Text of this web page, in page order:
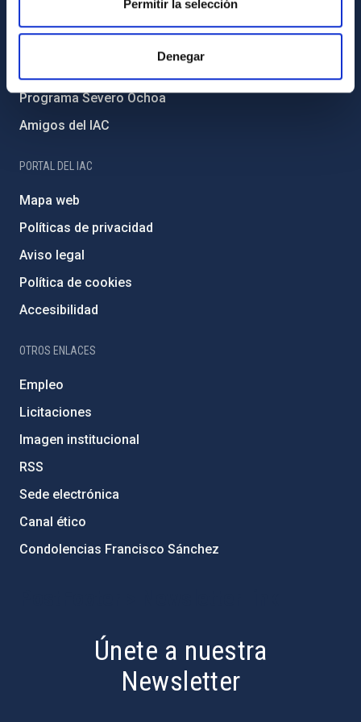
Permitir la selección
Denegar
Programa Severo Ochoa
Amigos del IAC
PORTAL DEL IAC
Mapa web
Políticas de privacidad
Aviso legal
Política de cookies
Accesibilidad
OTROS ENLACES
Empleo
Licitaciones
Imagen institucional
RSS
Sede electrónica
Canal ético
Condolencias Francisco Sánchez
Únete a nuestra
Newsletter